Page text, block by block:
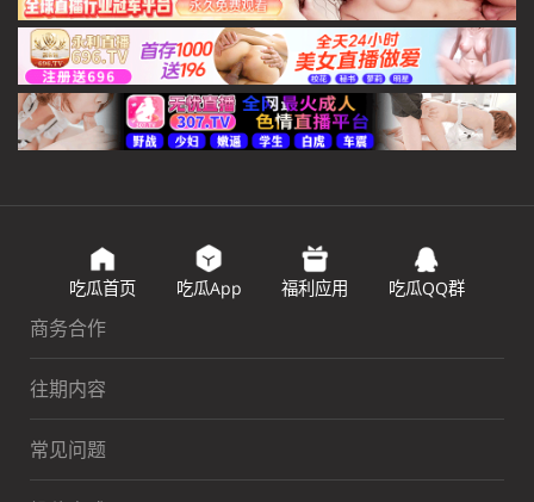
吃瓜首页 吃瓜App 福利应用 吃瓜QQ群
商务合作
往期内容
常见问题